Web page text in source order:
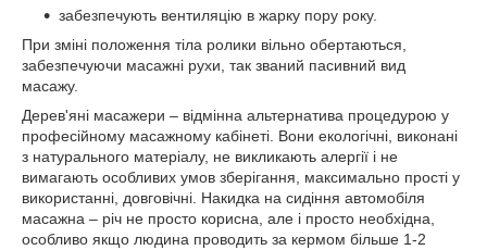
забезпечують вентиляцію в жарку пору року.
При зміні положення тіла ролики вільно обертаються,
забезпечуючи масажні рухи, так званий пасивний вид
масажу.
Дерев'яні масажери – відмінна альтернатива процедурою у
професійному масажному кабінеті. Вони екологічні, виконані
з натурального матеріалу, не викликають алергії і не
вимагають особливих умов зберігання, максимально прості у
використанні, довговічні. Накидка на сидіння автомобіля
масажна – річ не просто корисна, але і просто необхідна,
особливо якщо людина проводить за кермом більше 1-2